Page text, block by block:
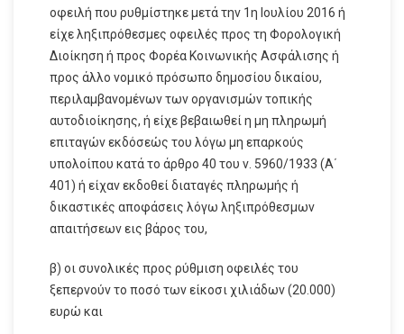
οφειλή που ρυθμίστηκε μετά την 1η Ιουλίου 2016 ή
είχε ληξιπρόθεσμες οφειλές προς τη Φορολογική
Διοίκηση ή προς Φορέα Κοινωνικής Ασφάλισης ή
προς άλλο νομικό πρόσωπο δημοσίου δικαίου,
περιλαμβανομένων των οργανισμών τοπικής
αυτοδιοίκησης, ή είχε βεβαιωθεί η μη πληρωμή
επιταγών εκδόσεώς του λόγω μη επαρκούς
υπολοίπου κατά το άρθρο 40 του ν. 5960/1933 (Α΄
401) ή είχαν εκδοθεί διαταγές πληρωμής ή
δικαστικές αποφάσεις λόγω ληξιπρόθεσμων
απαιτήσεων εις βάρος του,
β) οι συνολικές προς ρύθμιση οφειλές του
ξεπερνούν το ποσό των είκοσι χιλιάδων (20.000)
ευρώ και